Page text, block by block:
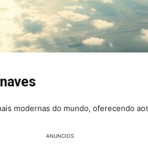
modernas do mundo, oferecendo
ANUNCIOS